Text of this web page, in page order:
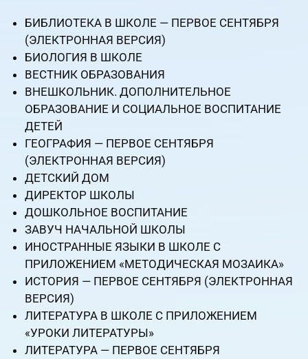
БИБЛИОТЕКА В ШКОЛЕ — ПЕРВОЕ СЕНТЯБРЯ
(ЭЛЕКТРОННАЯ ВЕРСИЯ)
БИОЛОГИЯ В ШКОЛЕ
ВЕСТНИК ОБРАЗОВАНИЯ
ВНЕШКОЛЬНИК. ДОПОЛНИТЕЛЬНОЕ
ОБРАЗОВАНИЕ И СОЦИАЛЬНОЕ ВОСПИТАНИЕ
ДЕТЕЙ
ГЕОГРАФИЯ — ПЕРВОЕ СЕНТЯБРЯ
(ЭЛЕКТРОННАЯ ВЕРСИЯ)
ДЕТСКИЙ ДОМ
ДИРЕКТОР ШКОЛЫ
ДОШКОЛЬНОЕ ВОСПИТАНИЕ
ЗАВУЧ НАЧАЛЬНОЙ ШКОЛЫ
ИНОСТРАННЫЕ ЯЗЫКИ В ШКОЛЕ С
ПРИЛОЖЕНИЕМ «МЕТОДИЧЕСКАЯ МОЗАИКА»
ИСТОРИЯ — ПЕРВОЕ СЕНТЯБРЯ (ЭЛЕКТРОННАЯ
ВЕРСИЯ)
ЛИТЕРАТУРА В ШКОЛЕ С ПРИЛОЖЕНИЕМ
«УРОКИ ЛИТЕРАТУРЫ»
ЛИТЕРАТУРА — ПЕРВОЕ СЕНТЯБРЯ